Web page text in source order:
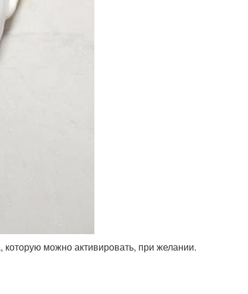
которую можно активировать, при желании.